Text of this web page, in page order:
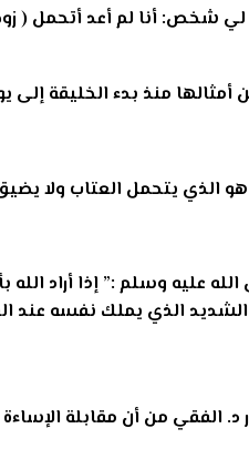
شخص: أنا لم أعد أتحمل (
منذ بدء الخليقة إلى
هو الذي يتحمل العتاب ولا
عليه وسلم :” إذا أراد
الشديد الذي يملك نفسه عند
د. الفقي من أن مقابلة